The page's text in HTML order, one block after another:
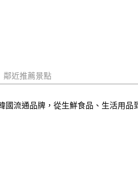
鄰近推薦景點
流通品牌，從生鮮食品、生活用